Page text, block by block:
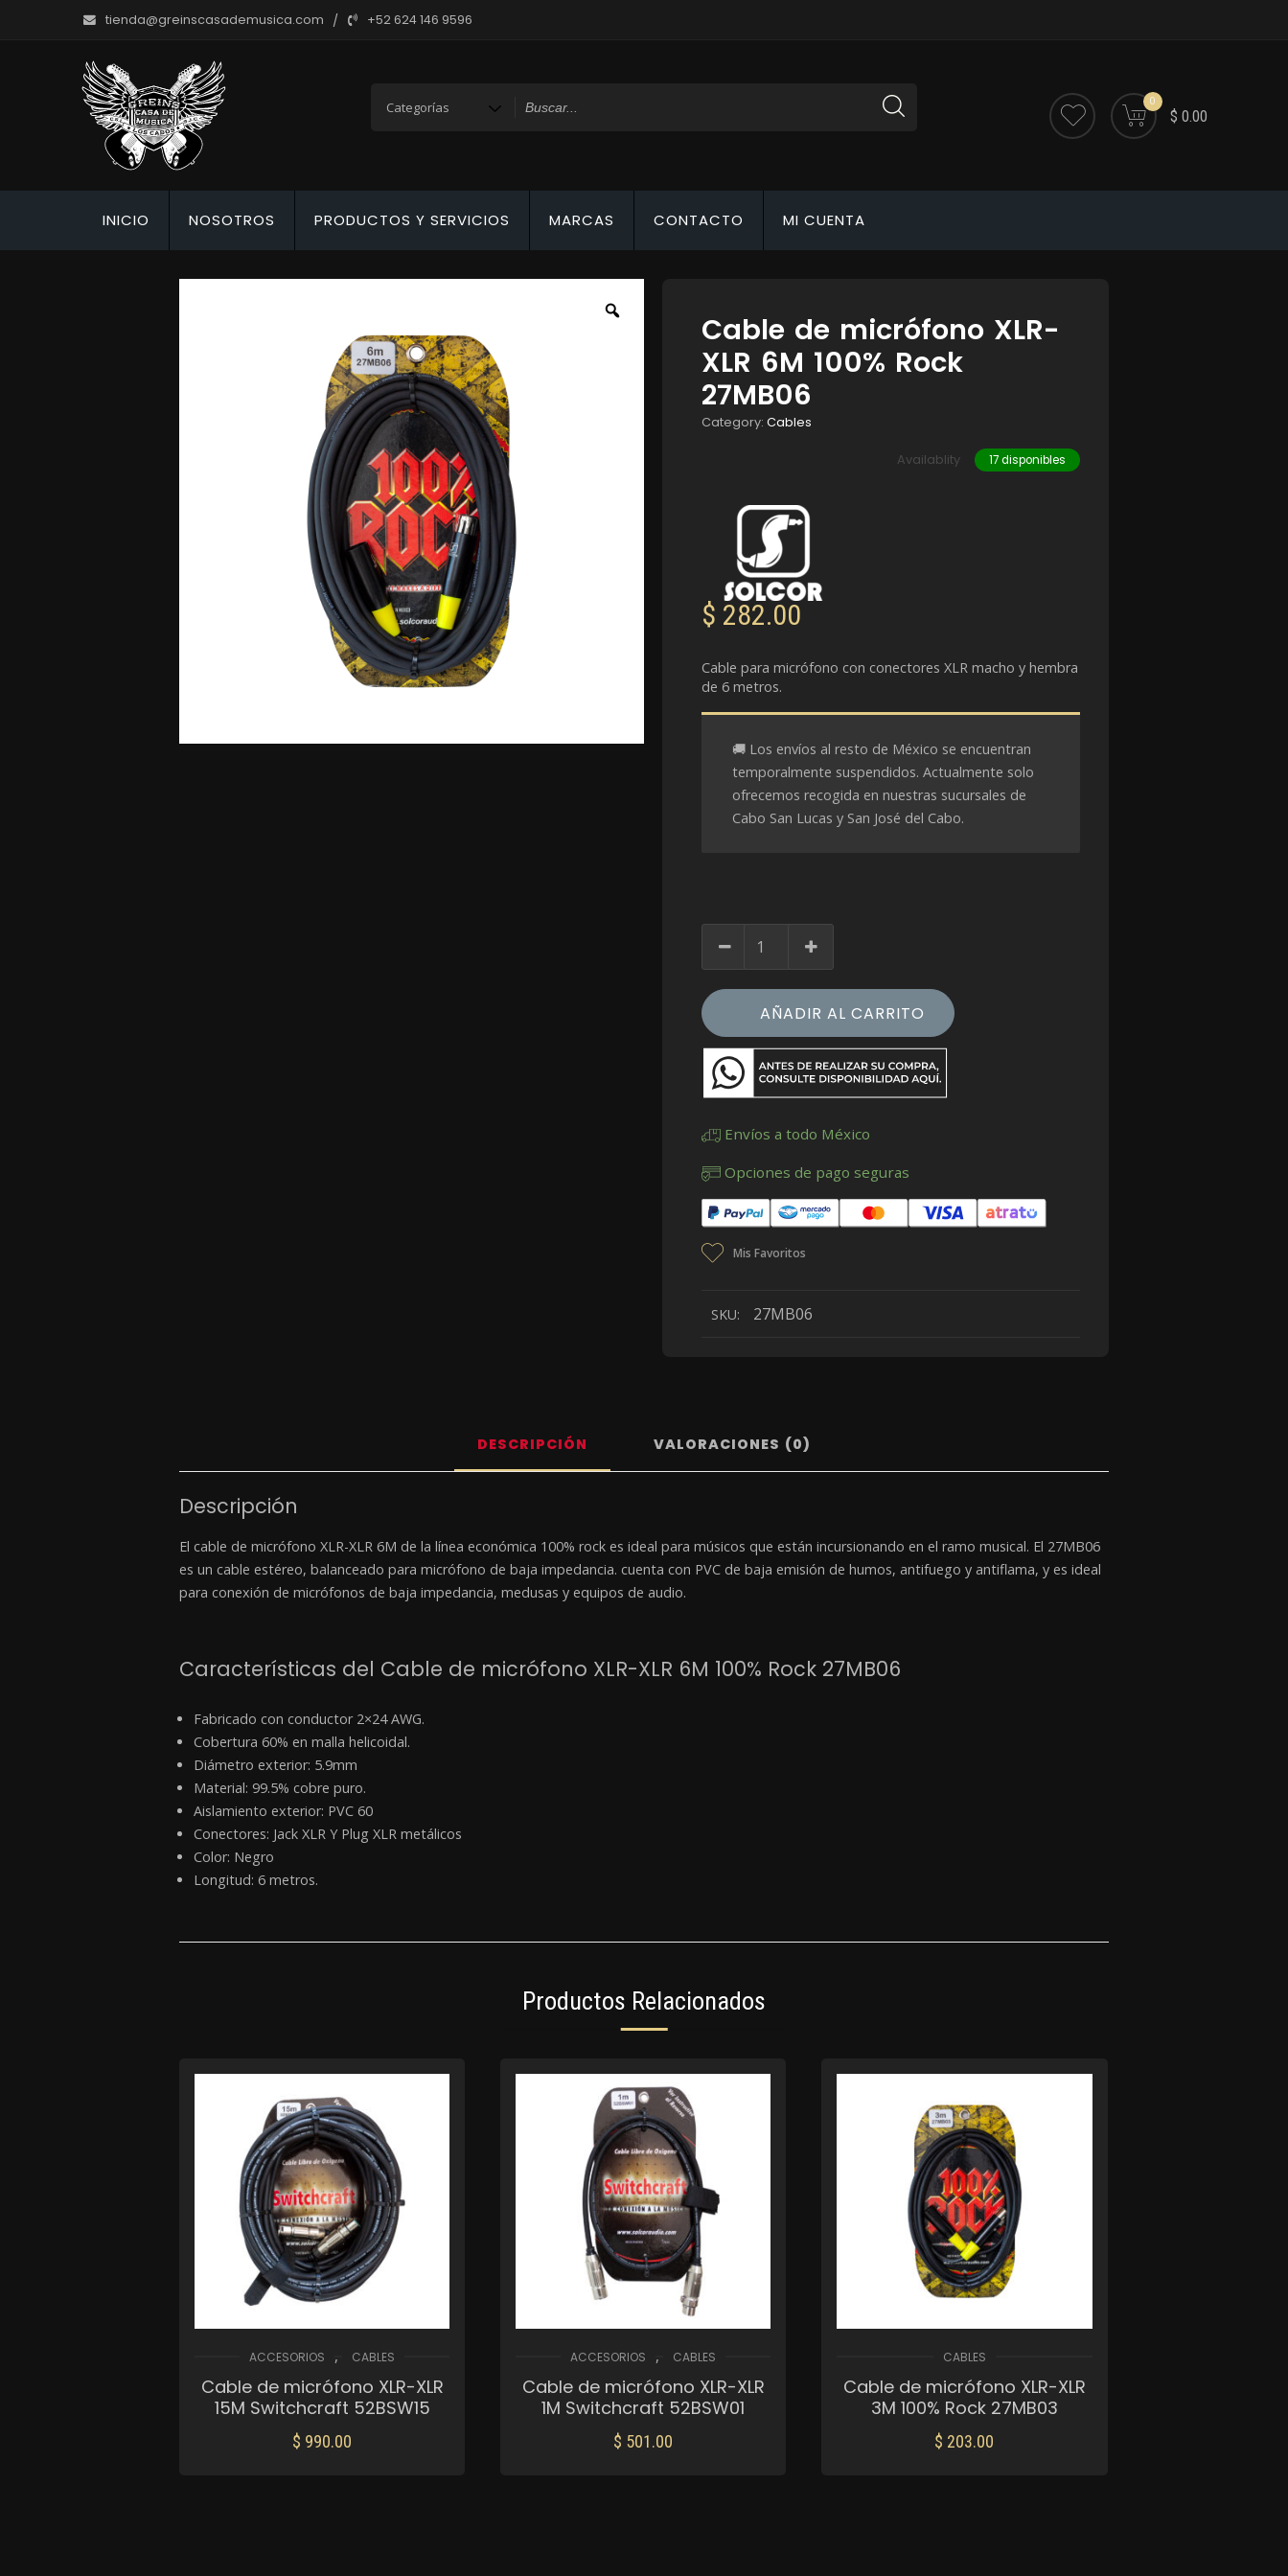
tienda@greinscasademusica.com +52 624 146 9596
0
$ 0.00
INICIO NOSOTROS PRODUCTOS Y SERVICIOS MARCAS CONTACTO MI CUENTA
Cable de micrófono XLR-
XLR 6M 100% Rock
27MB06
Category:Cables
Availablity 17 disponibles
$ 282.00
Cable para micrófono con conectores XLR macho y hembra
de 6 metros.
🚚 Los envíos al resto de México se encuentran
temporalmente suspendidos. Actualmente solo
ofrecemos recogida en nuestras sucursales de
Cabo San Lucas y San José del Cabo.
AÑADIR AL CARRITO
Envíos a todo México
Opciones de pago seguras
Mis Favoritos
SKU: 27MB06
DESCRIPCIÓN VALORACIONES (0)
Descripción
El cable de micrófono XLR-XLR 6M de la línea económica 100% rock es ideal para músicos que están incursionando en el ramo musical. El 27MB06
es un cable estéreo, balanceado para micrófono de baja impedancia. cuenta con PVC de baja emisión de humos, antifuego y antiflama, y es ideal
para conexión de micrófonos de baja impedancia, medusas y equipos de audio.
Características del Cable de micrófono XLR-XLR 6M 100% Rock 27MB06
Fabricado con conductor 2×24 AWG.
Cobertura 60% en malla helicoidal.
Diámetro exterior: 5.9mm
Material: 99.5% cobre puro.
Aislamiento exterior: PVC 60
Conectores: Jack XLR Y Plug XLR metálicos
Color: Negro
Longitud: 6 metros.
Productos Relacionados
ACCESORIOS , CABLES
Cable de micrófono XLR-XLR
15M Switchcraft 52BSW15
$ 990.00
AÑADIR AL CARRITO
ACCESORIOS , CABLES
Cable de micrófono XLR-XLR
1M Switchcraft 52BSW01
$ 501.00
AÑADIR AL CARRITO
CABLES
Cable de micrófono XLR-XLR
3M 100% Rock 27MB03
$ 203.00
AÑADIR AL CARRITO